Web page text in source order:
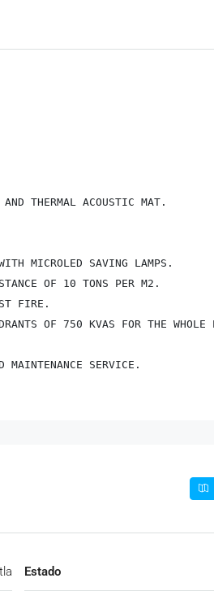
THERMAL ACOUSTIC MAT.
MICROLED SAVING LAMPS.
OF 10 TONS PER M2.
FIRE.
OF 750 KVAS FOR THE WHOLE
MAINTENANCE SERVICE.
Estado